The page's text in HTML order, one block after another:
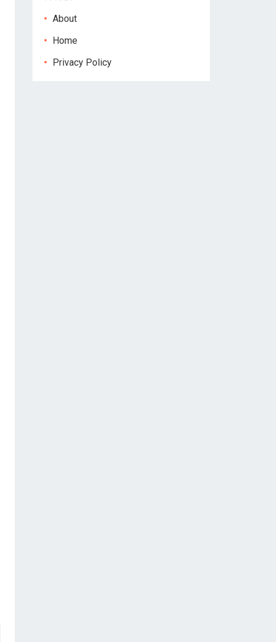
About
Home
Privacy Policy